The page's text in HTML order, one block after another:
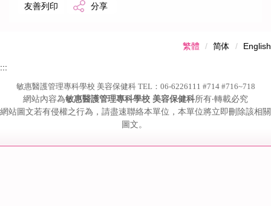
友善列印 分享
繁體 简体 English
:::
敏惠醫護管理專科學校 美容保健科 TEL：06-6226111 #714 #716~718
網站內容為敏惠醫護管理專科學校 美容保健科所有‧轉載必究
網站圖文若有侵權之行為，請盡速聯絡本單位，本單位將立即刪除該相關
圖文。